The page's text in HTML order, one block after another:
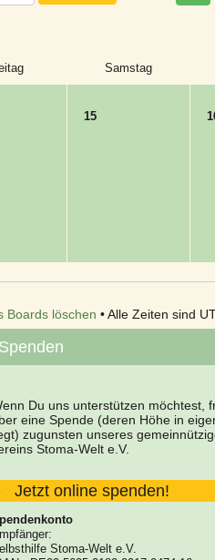
Samstag
15
Boards löschen • Alle Zeiten sind
Spenden
Du uns unterstützen möchtest,
eine Spende (deren Höhe in
zugunsten unseres
Stoma-Welt e.V.
Jetzt online spenden!
Stoma-Welt e.V.